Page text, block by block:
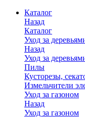
Каталог
Назад
Каталог
Уход за
Назад
Уход за
Пилы
Кусторезы,
Измельчители
Уход за газоном
Назад
Уход за газоном